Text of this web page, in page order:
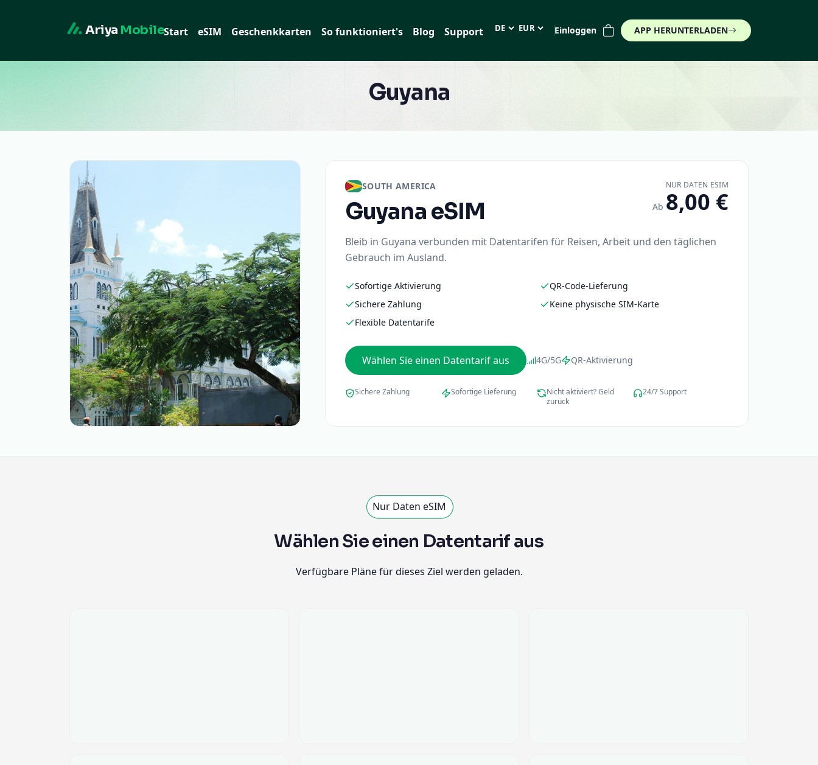
Ariya MobileStart eSIM Geschenkkarten So funktioniert's Blog Support SpracheEUR (€) Einloggen APP HERUNTERLADEN
Guyana
SOUTH AMERICA
Guyana eSIM
NUR DATEN ESIM
Ab 8,00 €
Bleib in Guyana verbunden mit Datentarifen für Reisen, Arbeit und den täglichen
Gebrauch im Ausland.
Sofortige Aktivierung
QR-Code-Lieferung
Sichere Zahlung
Keine physische SIM-Karte
Flexible Datentarife
Wählen Sie einen Datentarif aus 4G/5G QR-Aktivierung
Sichere Zahlung Sofortige Lieferung
Nicht aktiviert? Geld
zurück
24/7 Support
Nur Daten eSIM
Wählen Sie einen Datentarif aus
Verfügbare Pläne für dieses Ziel werden geladen.